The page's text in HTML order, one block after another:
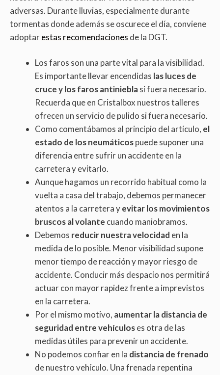
adversas. Durante lluvias, especialmente durante
tormentas donde además se oscurece el día, conviene
adoptarestas recomendaciones de la DGT.
Los faros son una parte vital para la visibilidad.
Es importante llevar encendidas las luces de
cruce y los faros antinieblasi fuera necesario.
Recuerda que en Cristalbox nuestros talleres
ofrecen un servicio de pulido si fuera necesario.
Como comentábamos al principio del artículo, el
estado de los neumáticospuede suponer una
diferencia entre sufrir un accidente en la
carretera y evitarlo.
Aunque hagamos un recorrido habitual como la
vuelta a casa del trabajo, debemos permanecer
atentos a la carretera yevitar los movimientos
bruscos al volante cuando maniobramos.
Debemos reducir nuestra velocidad en la
medida de lo posible. Menor visibilidad supone
menor tiempo de reacción y mayor riesgo de
accidente. Conducir más despacio nos permitirá
actuar con mayor rapidez frente a imprevistos
en la carretera.
Por el mismo motivo, aumentar la distancia de
seguridad entre vehículoses otra de las
medidas útiles para prevenir un accidente.
No podemos confiar en la distancia de frenado
de nuestro vehículo. Una frenada repentina